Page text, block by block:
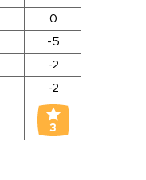
0
-5
-2
-2
3